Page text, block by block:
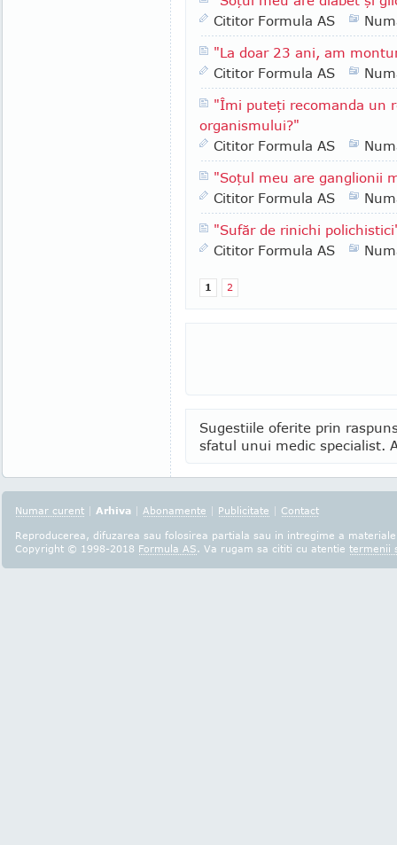
Cititor Formula AS
"La doar 23 ani, am
Cititor Formula AS
"Îmi puteţi recomanda un
organismului?"
Cititor Formula AS
"Soţul meu are ganglionii
Cititor Formula AS
"Sufăr de rinichi
Cititor Formula AS
1 2
Sugestiile oferite prin
sfatul unui medic specialist.
Numar curent | Arhiva | Abonamente | Publicitate | Contact
Reproducerea, difuzarea sau folosirea partiala sau in intregime a
Copyright © 1998-2018 Formula AS. Va rugam sa cititi cu atentie termenii